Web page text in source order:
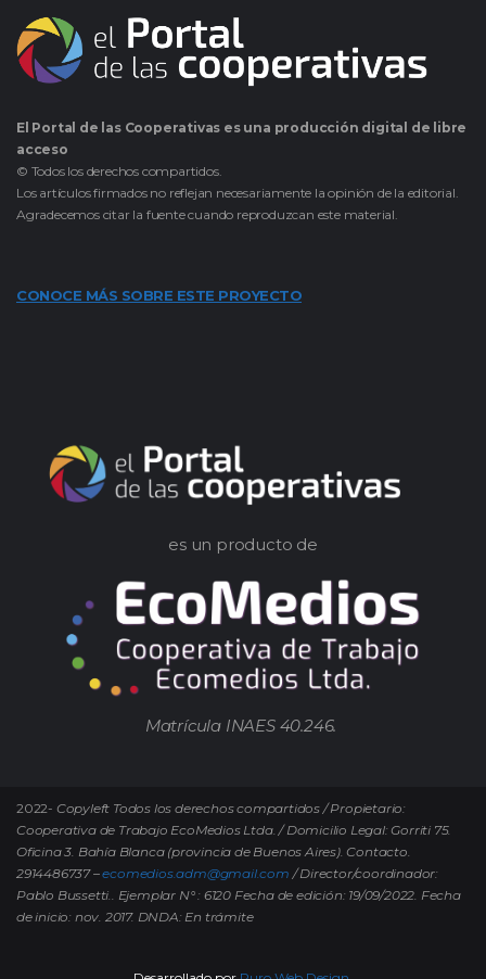
El Portal de las Cooperativas es una producción digital de libre
acceso
© Todos los derechos compartidos.
Los artículos firmados no reflejan necesariamente la opinión de la editorial.
Agradecemos citar la fuente cuando reproduzcan este material.
CONOCE MÁS SOBRE ESTE PROYECTO
es un producto de
Matrícula INAES 40.246.
2022- Copyleft Todos los derechos compartidos / Propietario:
Cooperativa de Trabajo EcoMedios Ltda. / Domicilio Legal: Gorriti 75.
Oficina 3. Bahía Blanca (provincia de Buenos Aires). Contacto.
2914486737 –ecomedios.adm@gmail.com / Director/coordinador:
Pablo Bussetti.. Ejemplar N° : 6120 Fecha de edición: 19/09/2022. Fecha
de inicio: nov. 2017. DNDA: En trámite